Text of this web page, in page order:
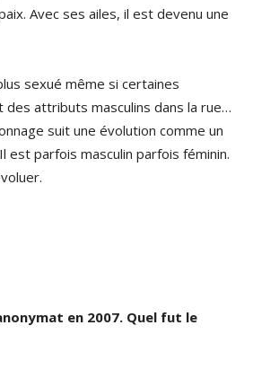
Avec ses ailes, il est devenu une
sexué même si certaines
attributs masculins dans la rue…
suit une évolution comme un
est parfois masculin parfois féminin.
en 2007. Quel fut le